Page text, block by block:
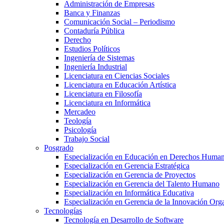
Administración de Empresas
Banca y Finanzas
Comunicación Social – Periodismo
Contaduría Pública
Derecho
Estudios Políticos
Ingeniería de Sistemas
Ingeniería Industrial
Licenciatura en Ciencias Sociales
Licenciatura en Educación Artística
Licenciatura en Filosofía
Licenciatura en Informática
Mercadeo
Teología
Psicología
Trabajo Social
Posgrado
Especialización en Educación en Derechos
Especialización en Gerencia Estratégica
Especialización en Gerencia de Proyectos
Especialización en Gerencia del Talento Humano
Especialización en Informática Educativa
Especialización en Gerencia de la Innovación
Tecnologías
Tecnología en Desarrollo de Software